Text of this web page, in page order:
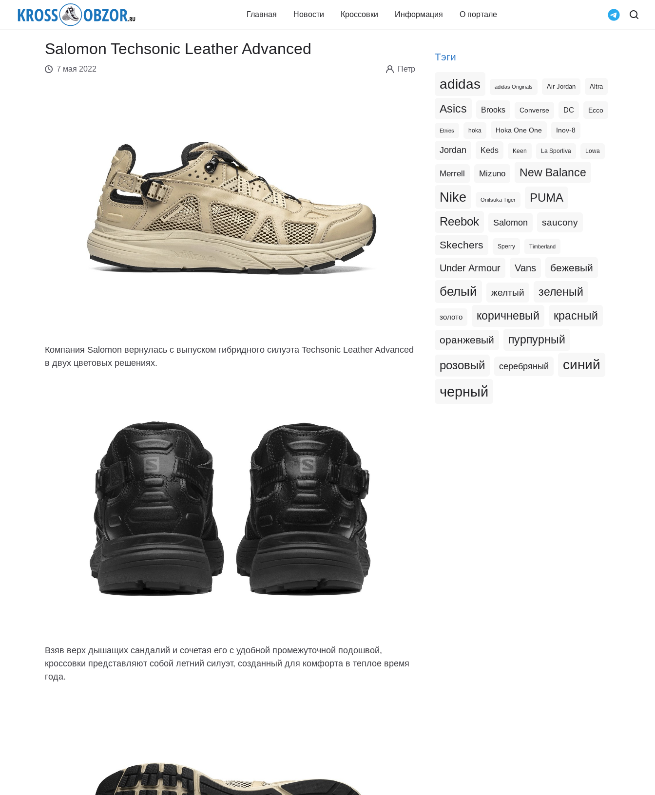
Главная Новости Кроссовки Информация О портале
Salomon Techsonic Leather Advanced
7 мая 2022 Петр
Компания Salomon вернулась с выпуском гибридного силуэта Techsonic Leather Advanced
в двух цветовых решениях.
Взяв верх дышащих сандалий и сочетая его с удобной промежуточной подошвой,
кроссовки представляют собой летний силуэт, созданный для комфорта в теплое время
года.
Тэги
adidas adidas Originals Air Jordan Altra
Asics Brooks Converse DC Ecco
Etnies hoka Hoka One One Inov-8
Jordan Keds Keen La Sportiva Lowa
Merrell Mizuno New Balance
Nike Onitsuka Tiger PUMA
Reebok Salomon saucony
Skechers Sperry Timberland
Under Armour Vans бежевый
белый желтый зеленый
золото коричневый красный
оранжевый пурпурный
розовый серебряный синий
черный